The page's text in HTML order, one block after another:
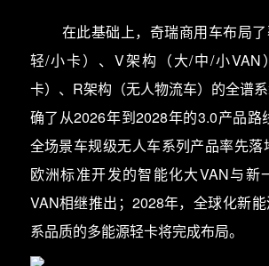
在此基础上，奇瑞商用车布局了
轻/小卡）、V架构（大/中/小VAN
卡）、R架构（无人物流车）的全谱
确了从2026年到2028年的3.0产品路
全场景车规级无人车系列产品率先落
欧洲标准开发的智能化大VAN与新
VAN相继推出；2028年，全球化新
系品质的多能源轻卡将完成布局。